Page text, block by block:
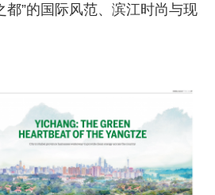
都”的国际风范、滨江时尚与现